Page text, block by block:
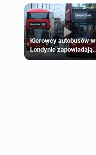
Kierowcy autobusów w
Londynie zapowiadają
strajki